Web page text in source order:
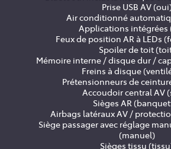
Prise USB AV
Air conditionné
Applications intégrées
Feux de position AR à LEDs
Spoiler de toit
Mémoire interne / disque dur /
Freins à disque
Accoudoir central AV
Sièges AR
Airbags latéraux AV /
Siège passager avec réglage
(manuel)
Sièges tissu